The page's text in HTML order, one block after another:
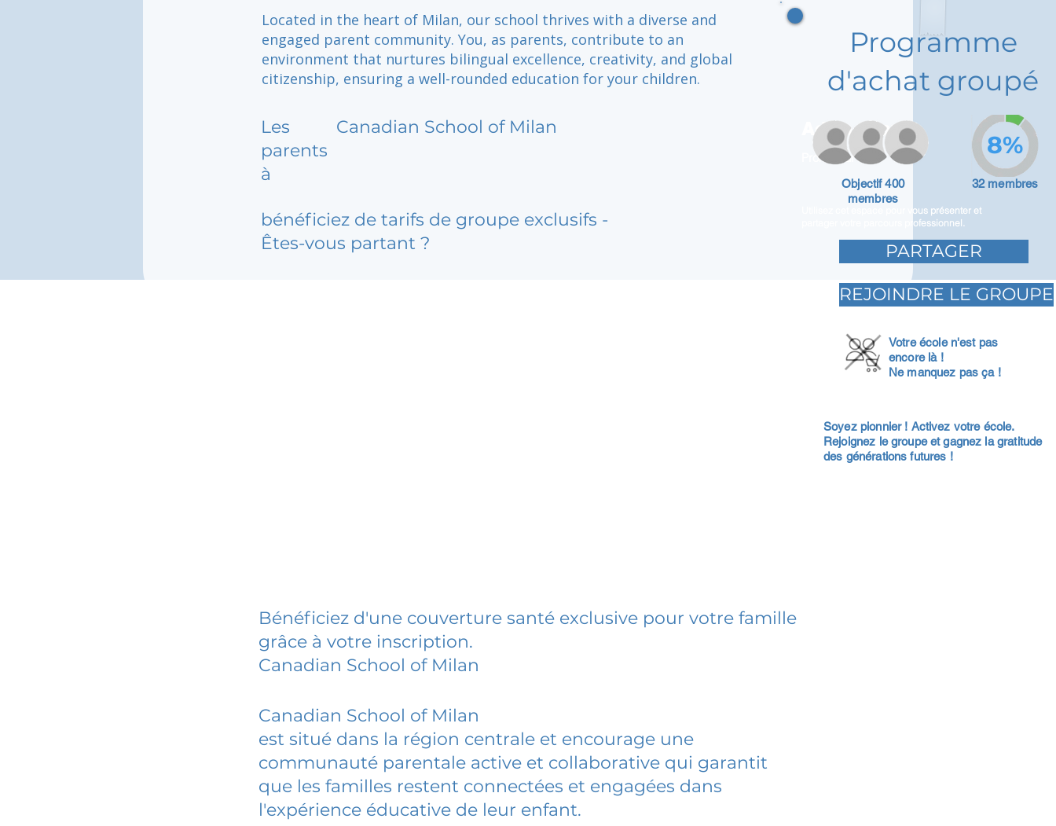
Located in the heart of Milan, our school thrives with a diverse and
engaged parent community. You, as parents, contribute to an
environment that nurtures bilingual excellence, creativity, and global
citizenship, ensuring a well-rounded education for your children.
Les
parents
à
Canadian School of Milan
bénéficiez de tarifs de groupe exclusifs -
Êtes-vous partant ?
Adam Caar
Promoteur
Utilisez cet espace pour vous présenter et
partager votre parcours professionnel.
Programme
d'achat groupé
Objectif 400
membres
32 membres
8%
PARTAGER
REJOINDRE LE GROUPE
Votre école n'est pas
encore là !
Ne manquez pas ça !
Soyez pionnier ! Activez votre école.
Rejoignez le groupe et gagnez la gratitude
des générations futures !
Bénéficiez d'une couverture santé exclusive pour votre famille
grâce à votre inscription.
Canadian School of Milan
Canadian School of Milan
est situé dans la région centrale et encourage une
communauté parentale active et collaborative qui garantit
que les familles restent connectées et engagées dans
l'expérience éducative de leur enfant.